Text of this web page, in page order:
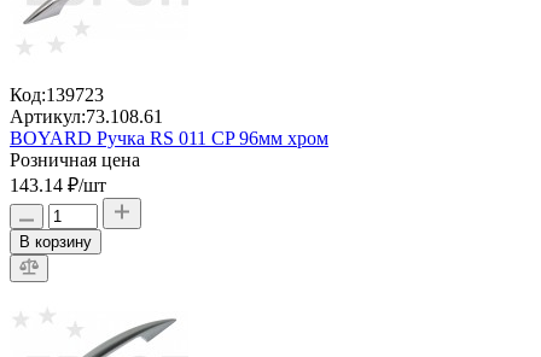
Код:139723
Артикул:73.108.61
BOYARD Ручка RS 011 CP 96мм хром
Розничная цена
143.14 ₽/шт
В корзину